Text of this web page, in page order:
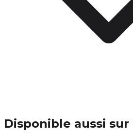
Disponible aussi